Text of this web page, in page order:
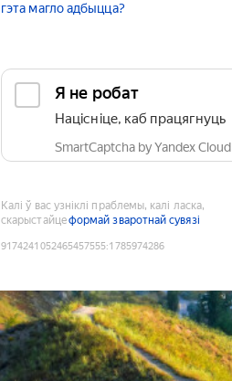
гэта магло адбыцца?
Я не робат
Націсніце, каб працягнуць
SmartCaptcha by Yandex Cloud
Калі ў вас узніклі праблемы, калі ласка,
скарыстайцеформай зваротнай сувязі
9174241052465457555:1785974286